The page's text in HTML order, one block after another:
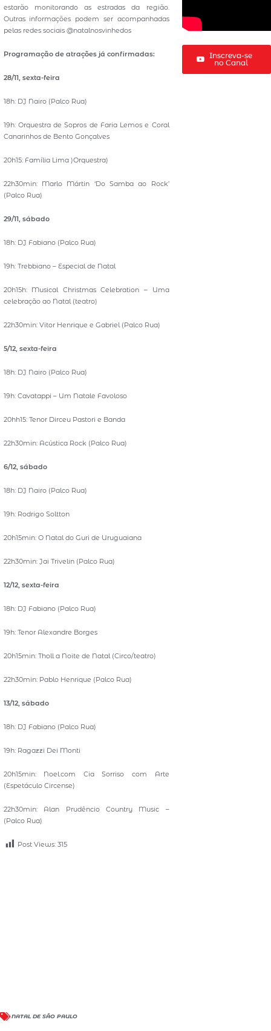
estarão monitorando as estradas da região.
Outras informações podem ser acompanhadas
pelas redes sociais @natalnosvinhedos
Programação de atrações já confirmadas:
28/11, sexta-feira
18h: DJ Nairo (Palco Rua)
19h: Orquestra de Sopros de Faria Lemos e Coral
Canarinhos de Bento Gonçalves
20h15: Família Lima )Orquestra)
22h30min: Marlo Mártin ‘Do Samba ao Rock’
(Palco Rua)
29/11, sábado
18h: DJ Fabiano (Palco Rua)
19h: Trebbiano – Especial de Natal
20h15h: Musical Christmas Celebration – Uma
celebração ao Natal (teatro)
22h30min: Vitor Henrique e Gabriel (Palco Rua)
5/12, sexta-feira
18h: DJ Nairo (Palco Rua)
19h: Cavatappi – Um Natale Favoloso
20hh15: Tenor Dirceu Pastori e Banda
22h30min: Acústica Rock (Palco Rua)
6/12, sábado
18h: DJ Nairo (Palco Rua)
19h: Rodrigo Soltton
20h15min: O Natal do Guri de Uruguaiana
22h30min: Jai Trivelin (Palco Rua)
12/12, sexta-feira
18h: DJ Fabiano (Palco Rua)
19h: Tenor Alexandre Borges
20h15min: Tholl a Noite de Natal (Circo/teatro)
22h30min: Pablo Henrique (Palco Rua)
13/12, sábado
18h: DJ Fabiano (Palco Rua)
19h: Ragazzi Dei Monti
20h15min: Noel.com Cia Sorriso com Arte
(Espetáculo Circense)
22h30min: Alan Prudêncio Country Music –
(Palco Rua)
Post Views: 315
NATAL DE SÃO PAULO
Inscreva-se
no Canal